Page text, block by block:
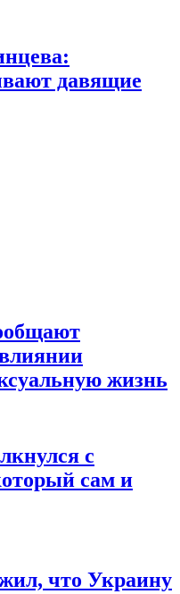
давящие
жизнь
с
сам и
что Украину